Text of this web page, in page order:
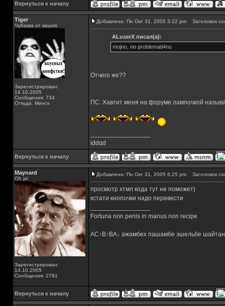
Вернуться к началу
Tiger
Чубакка от кашля
Зарегистрирован:
14.10.2005
Сообщения: 734
Откуда: Минск
Добавлено: Пн Окт 31, 2005 3:22 pm Заголовок
ALuserX писал(а):
mojno, no problemati4no
Отчего же??
ПС. Хавтит меня на форуме лампочкой
iddqd
Вернуться к началу
Maynard
Oh ja!
Зарегистрирован:
14.10.2005
Сообщения: 2791
Добавлено: Пн Окт 31, 2005 6:25 pm Заголовок
просмотр хтмл кода тут не поможет)
кстати кнопочки надо перевести
Fortuna non penis in manus non recipe
AC↑B↑BA↓ ажамбех пашамбе эшельбе
Вернуться к началу